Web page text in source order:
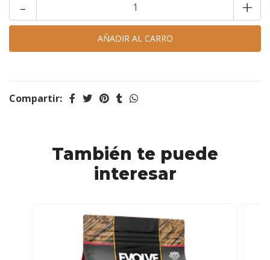
- +
Compartir:
También te puede
interesar